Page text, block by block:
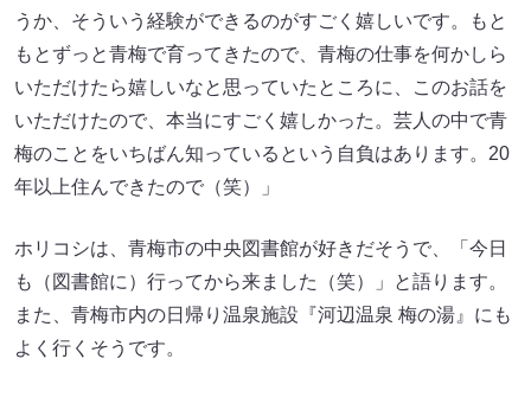
うか、そういう経験ができるのがすごく嬉しいです。もと
もとずっと青梅で育ってきたので、青梅の仕事を何かしら
いただけたら嬉しいなと思っていたところに、このお話を
いただけたので、本当にすごく嬉しかった。芸人の中で青
梅のことをいちばん知っているという自負はあります。20
年以上住んできたので（笑）」
ホリコシは、青梅市の中央図書館が好きだそうで、「今日
も（図書館に）行ってから来ました（笑）」と語ります。
また、青梅市内の日帰り温泉施設『河辺温泉 梅の湯』にも
よく行くそうです。